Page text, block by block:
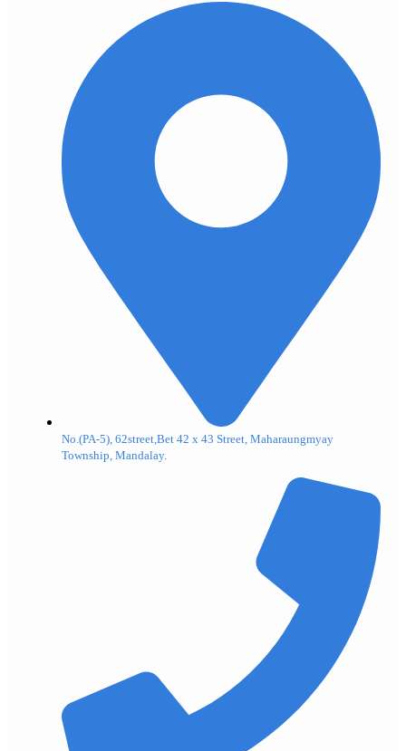
No.(PA-5), 62street,Bet 42 x 43 Street, Maharaungmyay
Township, Mandalay.